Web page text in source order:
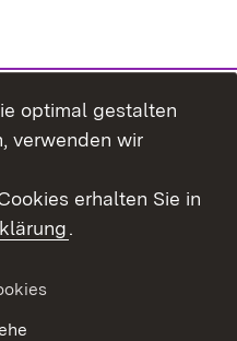
zur
optimal gestalten
verwenden wir
erhalten Sie in
.